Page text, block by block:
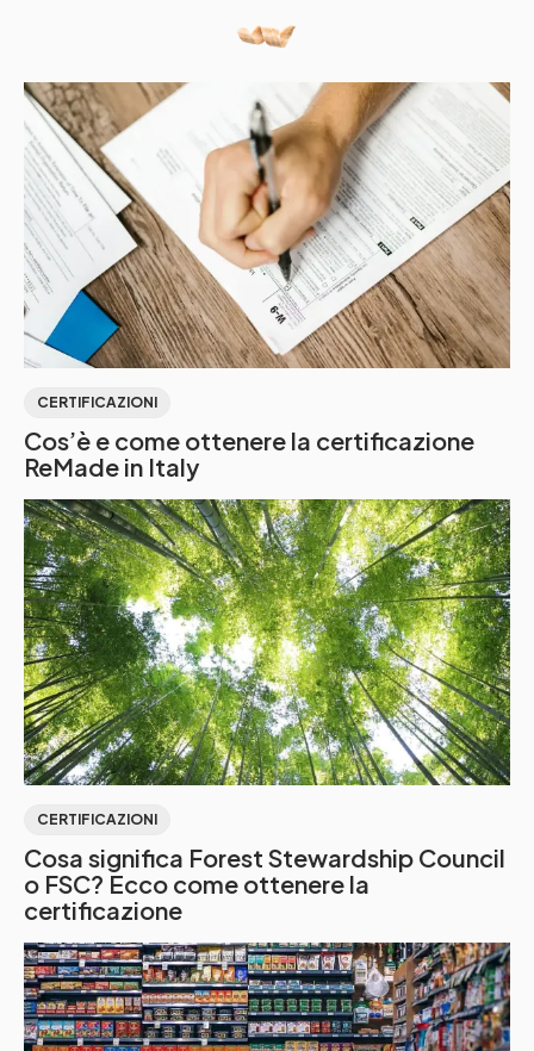
CERTIFICAZIONI
Cos’è e come ottenere la certificazione
ReMade in Italy
CERTIFICAZIONI
Cosa significa Forest Stewardship Council
o FSC? Ecco come ottenere la
certificazione